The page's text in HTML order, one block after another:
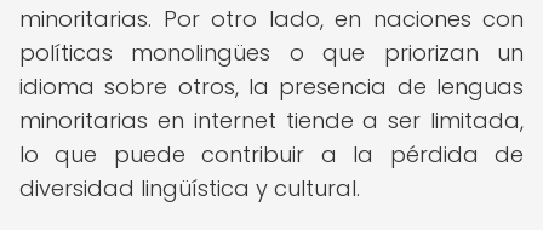
minoritarias. Por otro lado, en naciones con
políticas monolingües o que priorizan un
idioma sobre otros, la presencia de lenguas
minoritarias en internet tiende a ser limitada,
lo que puede contribuir a la pérdida de
diversidad lingüística y cultural.